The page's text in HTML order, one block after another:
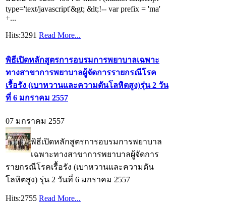
type='text/javascript'&gt; &lt;!-- var prefix = 'ma'
+...
Hits:3291 Read More...
พิธีเปิดหลักสูตรการอบรมการพยาบาลเฉพาะ
ทางสาขาการพยาบาลผู้จัดการรายกรณีโรค
เรื้อรัง (เบาหวานและความดันโลหิตสูง)รุ่น 2 วัน
ที่ 6 มกราคม 2557
07 มกราคม 2557
พิธีเปิดหลักสูตรการอบรมการพยาบาล
เฉพาะทางสาขาการพยาบาลผู้จัดการ
รายกรณีโรคเรื้อรัง (เบาหวานและความดัน
โลหิตสูง) รุ่น 2 วันที่ 6 มกราคม 2557
Hits:2755 Read More...